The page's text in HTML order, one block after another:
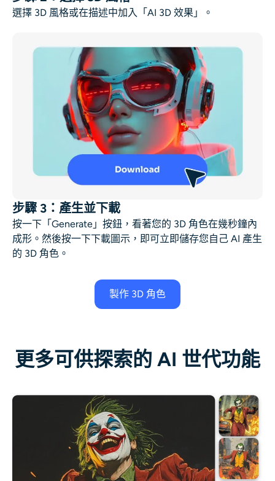
選擇 3D 風格或在描述中加入「AI 3D 效果」。
步驟 3：產生並下載
按一下「Generate」按鈕，看著您的 3D 角色在幾秒鐘內
成形。然後按一下下載圖示，即可立即儲存您自己 AI 產生
的 3D 角色。
製作 3D 角色
更多可供探索的 AI 世代功能